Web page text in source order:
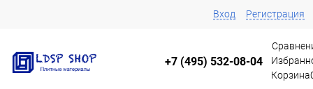
Вход Регистрация
+7 (495) 532-08-04
Корзина